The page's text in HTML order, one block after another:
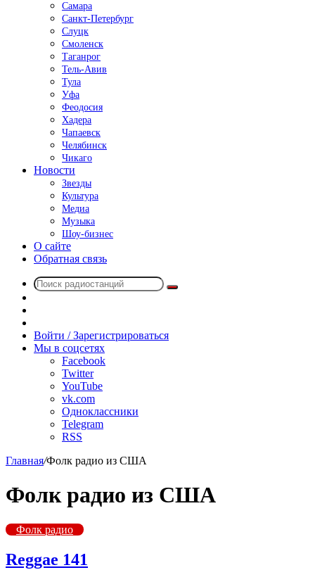
Самара
Санкт-Петербург
Слуцк
Смоленск
Таганрог
Тель-Авив
Тула
Уфа
Феодосия
Хадера
Чапаевск
Челябинск
Чикаго
Новости
Звезды
Культура
Медиа
Музыка
Шоу-бизнес
О сайте
Обратная связь
Поиск
радио
Войти / Зарегистрироваться
Мы в соцсетях
Facebook
Twitter
YouTube
vk.com
Одноклассники
Telegram
RSS
Главная/Фолк радио из США
Фолк радио из США
Фолк радио
Reggae 141